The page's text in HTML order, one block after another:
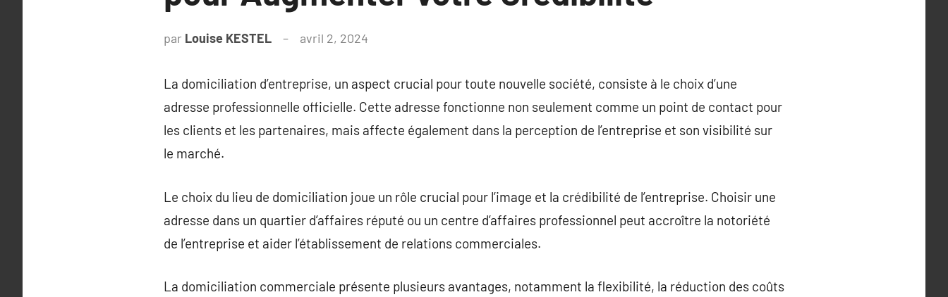
par Louise KESTEL avril 2, 2024
La domiciliation d’entreprise, un aspect crucial pour toute nouvelle société, consiste à le choix d’une
adresse professionnelle officielle. Cette adresse fonctionne non seulement comme un point de contact pour
les clients et les partenaires, mais affecte également dans la perception de l’entreprise et son visibilité sur
le marché.
Le choix du lieu de domiciliation joue un rôle crucial pour l’image et la crédibilité de l’entreprise. Choisir une
adresse dans un quartier d’affaires réputé ou un centre d’affaires professionnel peut accroître la notoriété
de l’entreprise et aider l’établissement de relations commerciales.
La domiciliation commerciale présente plusieurs avantages, notamment la flexibilité, la réduction des coûts